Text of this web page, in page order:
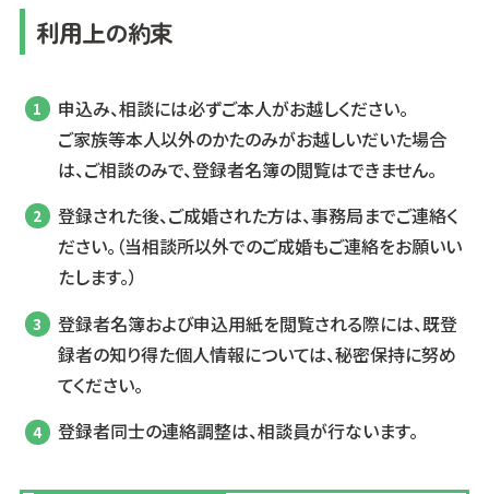
利用上の約束
申込み、相談には必ずご本人がお越しください。
ご家族等本人以外のかたのみがお越しいだいた場合
は、ご相談のみで、登録者名簿の閲覧はできません。
登録された後、ご成婚された方は、事務局までご連絡く
ださい。（当相談所以外でのご成婚もご連絡をお願いい
たします。）
登録者名簿および申込用紙を閲覧される際には、既登
録者の知り得た個人情報については、秘密保持に努め
てください。
登録者同士の連絡調整は、相談員が行ないます。